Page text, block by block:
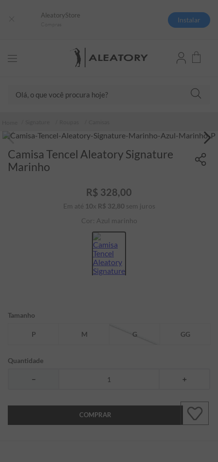
AleatoryStore
Instalar
Camisa Tencel Aleatory Signature
Marinho
R$ 328,00
Em até 10x R$ 32,80 sem juros
Cor: Azul marinho
Tamanho
P M G GG
Quantidade
＋
－
COMPRAR
boné
5º
camiseta
7º
bermuda
8º
9º